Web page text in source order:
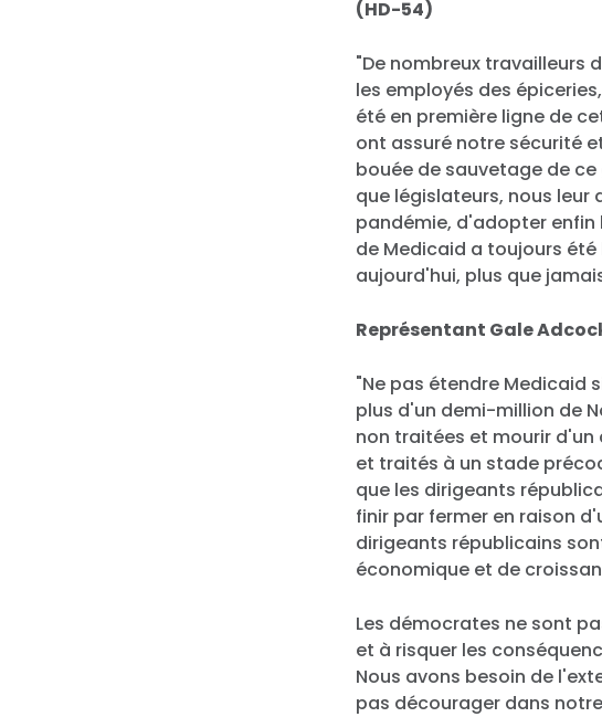
(HD-54)
"De nombreux travailleurs
les employés des
été en première ligne de
ont assuré notre sécurité
bouée de sauvetage de
que législateurs, nous
pandémie, d'adopter enfin
de Medicaid a toujours
aujourd'hui, plus que
Représentant Gale
"Ne pas étendre Medicaid
plus d'un demi-million de
non traitées et mourir
et traités à un stade
que les dirigeants
finir par fermer en raison
dirigeants républicains
économique et de
Les démocrates ne sont
et à risquer les
Nous avons besoin de
pas décourager dans